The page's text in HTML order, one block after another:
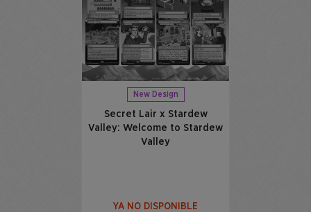
New Design
Secret Lair x Stardew
Valley: Welcome to Stardew
Valley
YA NO DISPONIBLE